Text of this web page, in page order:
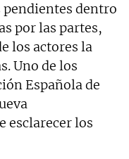
pendientes dentro
por las partes,
los actores la
Uno de los
Española de
esclarecer los